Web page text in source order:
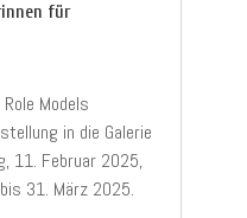
für
Models
in die Galerie
11. Februar 2025,
31. März 2025.